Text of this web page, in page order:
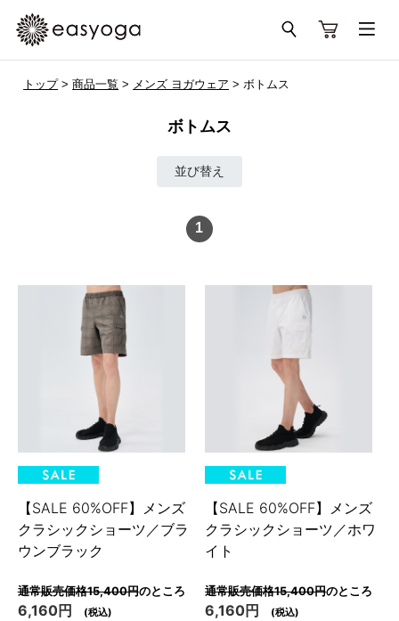
トップ>商品一覧 > メンズ ヨガウェア > ボトムス
ボトムス
並び替え
1
【SALE 60%OFF】メンズ
クラシックショーツ／ブラ
ウンブラック
通常販売価格15,400円のところ
6,160円 (税込)
【SALE 60%OFF】メンズ
クラシックショーツ／ホワ
イト
通常販売価格15,400円のところ
6,160円 (税込)